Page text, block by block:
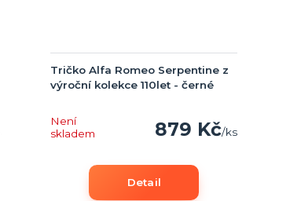
Tričko Alfa Romeo Serpentine z
výroční kolekce 110let - černé
879 Kč/ks
Není
skladem
Detail